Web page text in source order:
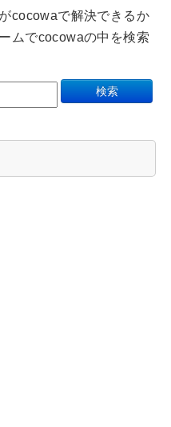
cocowaで解決できるか
ムでcocowaの中を検索